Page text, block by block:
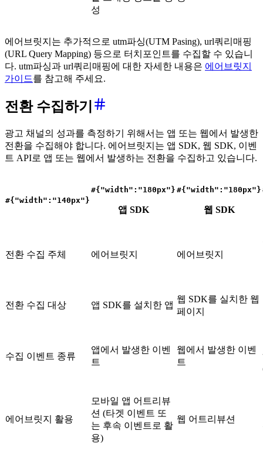
성
에어브릿지는 추가적으로 utm파싱(UTM Pasing), url쿼리매핑
(URL Query Mapping) 등으로 터치포인트를 수집할 수 있습니
다. utm파싱과 url쿼리매핑에 대한 자세한 내용은 에어브릿지
가이드를 참고해 주세요.
전환 수집하기
광고 채널의 성과를 측정하기 위해서는 앱 또는 웹에서 발생한
전환을 수집해야 합니다. 에어브릿지는 앱 SDK, 웹 SDK, 이벤
트 API로 앱 또는 웹에서 발생하는 전환을 수집하고 있습니다.
#{"width":"140px"}
#{"width":"180px"}
앱 SDK
#{"width":"180px"}
웹 SDK
전환 수집 주체 에어브릿지 에어브릿지
전환 수집 대상 앱 SDK를 설치한 앱
웹 SDK를 실치한 웹
페이지
수집 이벤트 종류
앱에서 발생한 이벤
트
웹에서 발생한 이벤
트
에어브릿지 활용
모바일 앱 어트리뷰
션 (타겟 이벤트 또
는 후속 이벤트로 활
용)
웹 어트리뷰션